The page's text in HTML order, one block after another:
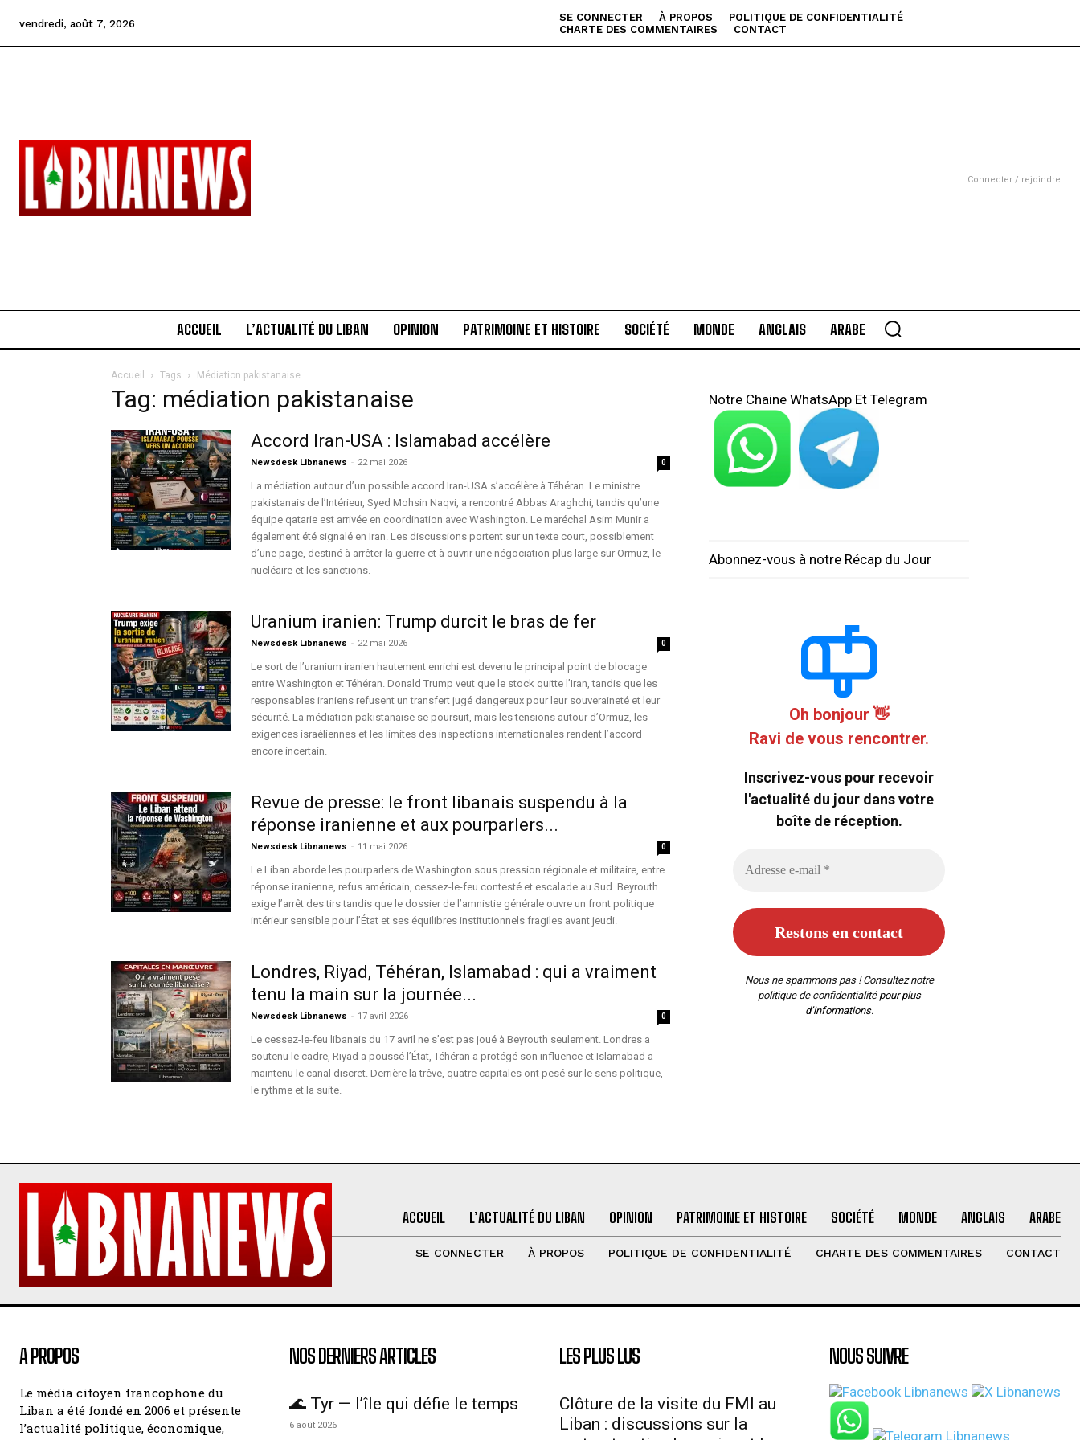
vendredi, août 7, 2026 SE CONNECTER À PROPOS
POLITIQUE DE CONFIDENTIALITÉ
CHARTE DES COMMENTAIRES
CONTACT
Connecter / rejoindre
ACCUEIL L’ACTUALITÉ DU LIBAN OPINION PATRIMOINE ET HISTOIRE SOCIÉTÉ MONDE ANGLAIS ARABE
Accueil Tags Médiation pakistanaise
Tag: médiation pakistanaise
Accord Iran-USA : Islamabad accélère
Newsdesk Libnanews - 22 mai 2026 0
La médiation autour d’un possible accord Iran-USA s’accélère à Téhéran. Le ministre
pakistanais de l’Intérieur, Syed Mohsin Naqvi, a rencontré Abbas Araghchi, tandis qu’une
équipe qatarie est arrivée en coordination avec Washington. Le maréchal Asim Munir a
également été signalé en Iran. Les discussions portent sur un texte court, possiblement
d’une page, destiné à arrêter la guerre et à ouvrir une négociation plus large sur Ormuz, le
nucléaire et les sanctions.
Uranium iranien: Trump durcit le bras de fer
Newsdesk Libnanews - 22 mai 2026 0
Le sort de l’uranium iranien hautement enrichi est devenu le principal point de blocage
entre Washington et Téhéran. Donald Trump veut que le stock quitte l’Iran, tandis que les
responsables iraniens refusent un transfert jugé dangereux pour leur souveraineté et leur
sécurité. La médiation pakistanaise se poursuit, mais les tensions autour d’Ormuz, les
exigences israéliennes et les limites des inspections internationales rendent l’accord
encore incertain.
Revue de presse: le front libanais suspendu à la
réponse iranienne et aux pourparlers...
Newsdesk Libnanews - 11 mai 2026 0
Le Liban aborde les pourparlers de Washington sous pression régionale et militaire, entre
réponse iranienne, refus américain, cessez-le-feu contesté et escalade au Sud. Beyrouth
exige l’arrêt des tirs tandis que le dossier de l’amnistie générale ouvre un front politique
intérieur sensible pour l’État et ses équilibres institutionnels fragiles avant jeudi.
Londres, Riyad, Téhéran, Islamabad : qui a vraiment
tenu la main sur la journée...
Newsdesk Libnanews - 17 avril 2026 0
Le cessez-le-feu libanais du 17 avril ne s’est pas joué à Beyrouth seulement. Londres a
soutenu le cadre, Riyad a poussé l’État, Téhéran a protégé son influence et Islamabad a
maintenu le canal discret. Derrière la trêve, quatre capitales ont pesé sur le sens politique,
le rythme et la suite.
Notre Chaine WhatsApp Et Telegram
Abonnez-vous à notre Récap du Jour
Oh bonjour 👋
Ravi de vous rencontrer.
Inscrivez-vous pour recevoir
l'actualité du jour dans votre
boîte de réception.
Nous ne spammons pas ! Consultez notre
politique de confidentialitépour plus
d’informations.
ACCUEIL L’ACTUALITÉ DU LIBAN OPINION PATRIMOINE ET HISTOIRE SOCIÉTÉ MONDE ANGLAIS ARABE
SE CONNECTER À PROPOS POLITIQUE DE CONFIDENTIALITÉ CHARTE DES COMMENTAIRES CONTACT
A PROPOS
Le média citoyen francophone du
Liban a été fondé en 2006 et présente
l’actualité politique, économique,
NOS DERNIERS ARTICLES
🌊 Tyr — l’île qui défie le temps
6 août 2026
LES PLUS LUS
Clôture de la visite du FMI au
Liban : discussions sur la
NOUS SUIVRE